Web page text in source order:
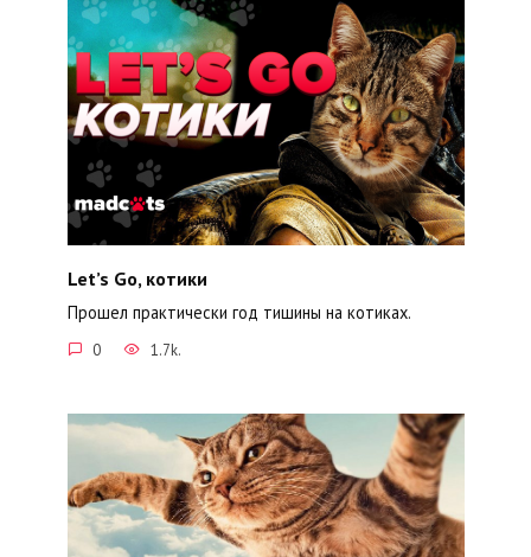
Let’s Go, котики
Прошел практически год тишины на котиках.
0 1.7k.